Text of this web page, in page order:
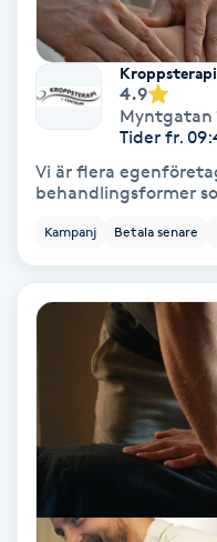
Medium
Megavolymfransar
Melasma
Mesoterapi
Microshading
Mixfransar
4.9
Myntgatan
Tider fr.
Vi är flera
behandlingsformer
Kampanj Betala senare